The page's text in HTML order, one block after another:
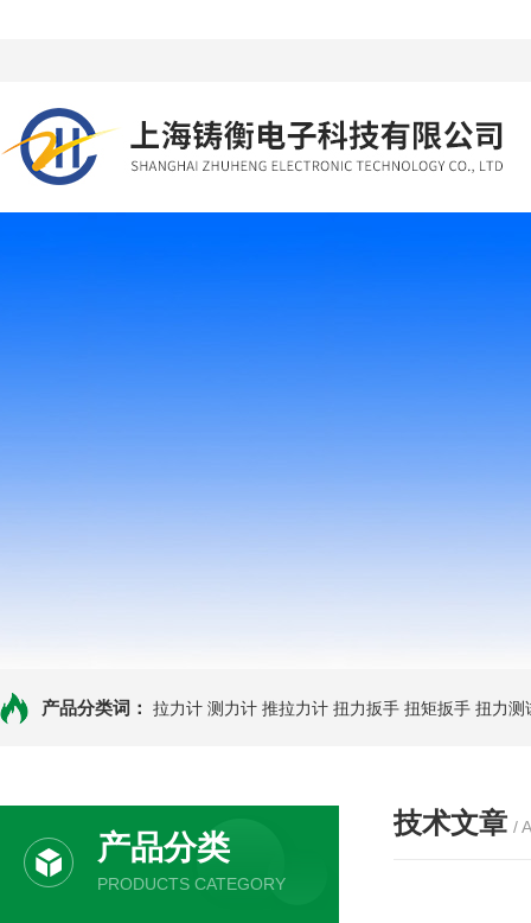
产品分类词： 拉力计 测力计 推拉力计 扭力扳手 扭矩扳手 扭力测
产品分类
PRODUCTS CATEGORY
技术文章 /